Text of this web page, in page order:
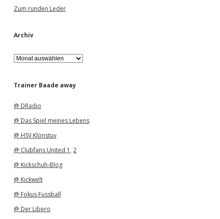
Zum runden Leder
Archiv
A
r
h
Trainer Baade away
@ DRadio
@ Das Spiel meines Lebens
@ HSV Klönstuv
@ Clubfans United 1 , 2
@ Kickschuh-Blog
@ Kickwelt
@ Fokus Fussball
@ Der Libero